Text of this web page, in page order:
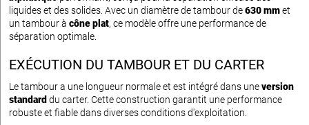
liquides et des solides. Avec un diamètre de tambour de630 mmet
un tambour à cône plat, ce modèle offre une performance de
séparation optimale.
EXÉCUTION DU TAMBOUR ET DU CARTER
Le tambour a une longueur normale et est intégré dans uneversion
standard du carter. Cette construction garantit une performance
robuste et fiable dans diverses conditions d'exploitation.